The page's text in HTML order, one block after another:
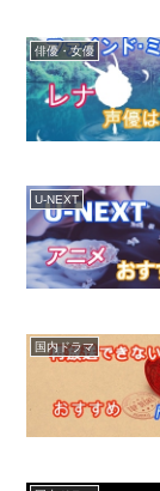
俳優・女優
U-NEXT
国内ドラマ